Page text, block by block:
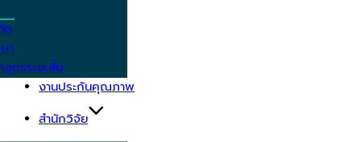
ต
า
ตรระยะสั้น
งานประกันคุณภาพ
สำนักวิจัย